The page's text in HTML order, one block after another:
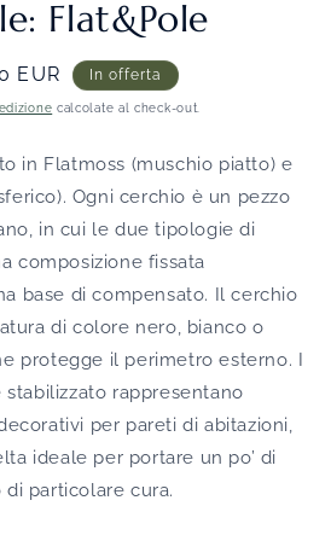
Flat&Pole
EUR In offerta
calcolate al check-out.
in Flatmoss (muschio piatto) e
Ogni cerchio è un pezzo
in cui le due tipologie di
composizione fissata
base di compensato. Il cerchio
di colore nero, bianco o
protegge il perimetro esterno. I
stabilizzato rappresentano
per pareti di abitazioni,
ideale per portare un po’ di
particolare cura.